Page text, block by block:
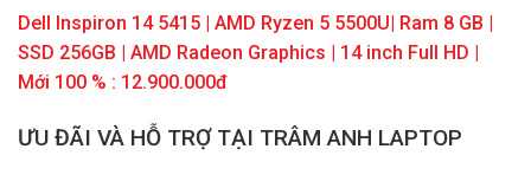
customer
rating
Dell Inspiron 14 5415 | AMD Ryzen 5 5500U| Ram 8 GB |
SSD 256GB | AMD Radeon Graphics | 14 inch Full HD |
Mới 100 % : 12.900.000đ
ƯU ĐÃI VÀ HỖ TRỢ TẠI TRÂM ANH LAPTOP